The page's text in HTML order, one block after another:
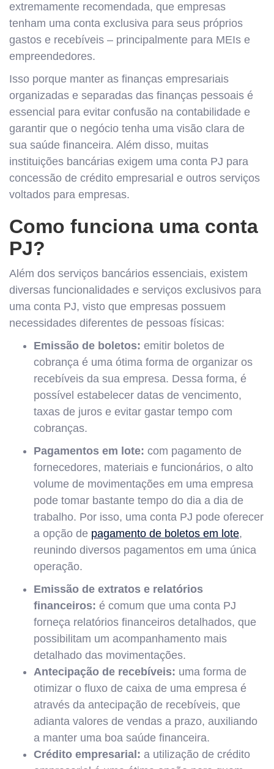
extremamente recomendada, que empresas
tenham uma conta exclusiva para seus próprios
gastos e recebíveis – principalmente para MEIs e
empreendedores.
Isso porque manter as finanças empresariais
organizadas e separadas das finanças pessoais é
essencial para evitar confusão na contabilidade e
garantir que o negócio tenha uma visão clara de
sua saúde financeira. Além disso, muitas
instituições bancárias exigem uma conta PJ para
concessão de crédito empresarial e outros serviços
voltados para empresas.
Como funciona uma conta
PJ?
Além dos serviços bancários essenciais, existem
diversas funcionalidades e serviços exclusivos para
uma conta PJ, visto que empresas possuem
necessidades diferentes de pessoas físicas:
Emissão de boletos: emitir boletos de
cobrança é uma ótima forma de organizar os
recebíveis da sua empresa. Dessa forma, é
possível estabelecer datas de vencimento,
taxas de juros e evitar gastar tempo com
cobranças.
Pagamentos em lote: com pagamento de
fornecedores, materiais e funcionários, o alto
volume de movimentações em uma empresa
pode tomar bastante tempo do dia a dia de
trabalho. Por isso, uma conta PJ pode oferecer
a opção de pagamento de boletos em lote,
reunindo diversos pagamentos em uma única
operação.
Emissão de extratos e relatórios
financeiros: é comum que uma conta PJ
forneça relatórios financeiros detalhados, que
possibilitam um acompanhamento mais
detalhado das movimentações.
Antecipação de recebíveis: uma forma de
otimizar o fluxo de caixa de uma empresa é
através da antecipação de recebíveis, que
adianta valores de vendas a prazo, auxiliando
a manter uma boa saúde financeira.
Crédito empresarial: a utilização de crédito